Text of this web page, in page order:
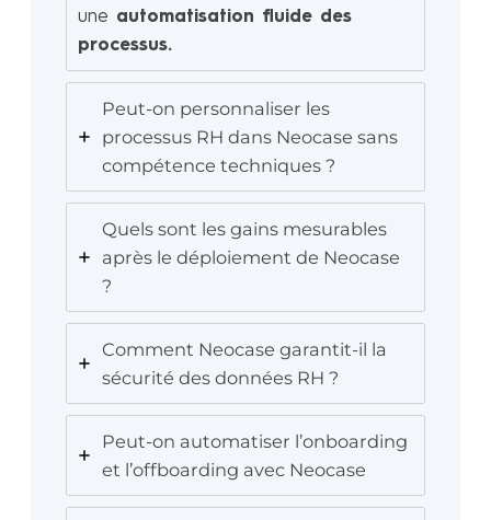
une automatisation fluide des
processus.
Peut-on personnaliser les
processus RH dans Neocase sans
compétence techniques ?
Quels sont les gains mesurables
après le déploiement de Neocase
?
Comment Neocase garantit-il la
sécurité des données RH ?
Peut-on automatiser l’onboarding
et l’offboarding avec Neocase